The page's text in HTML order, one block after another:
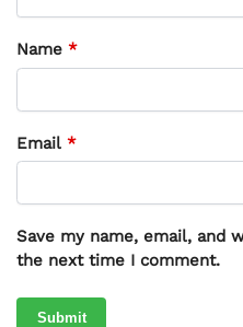
Name *
Email *
Save my name, email, and
the next time I comment.